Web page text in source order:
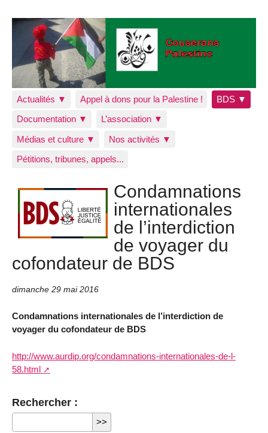
Actualités ▼ Appel à dons pour la Palestine !
BDS ▼
Documentation ▼
L’association ▼
Médias et culture ▼
Nos activités ▼
Pétitions, tribunes, appels...
Condamnations
internationales
de l’interdiction
de voyager du
cofondateur de BDS
dimanche 29 mai 2016
Condamnations internationales de l’interdiction de
voyager du cofondateur de BDS
http://www.aurdip.org/condamnations-internationales-de-l-
58.html
Rechercher :